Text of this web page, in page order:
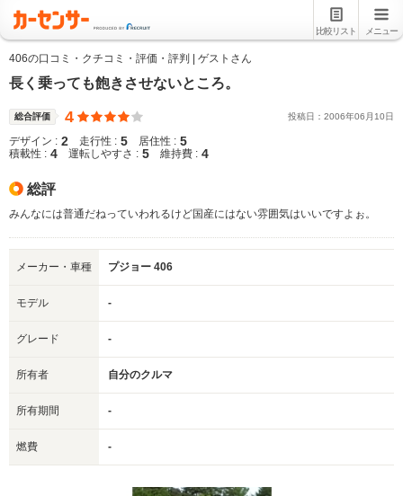
比較リスト メニュー
406の口コミ・クチコミ・評価・評判 | ゲストさん
長く乗っても飽きさせないところ。
総合評価 4 投稿日： 2006年06 月 10日
デザイン : 2 走行性 : 5 居住性 : 5
積載性 : 4 運転しやすさ : 5 維持費 : 4
総評
みんなには普通だねっていわれるけど国産にはない雰囲気はいいですよぉ。
メーカー・車種 プジョー 406
モデル -
グレード -
所有者 自分のクルマ
所有期間 -
燃費 -